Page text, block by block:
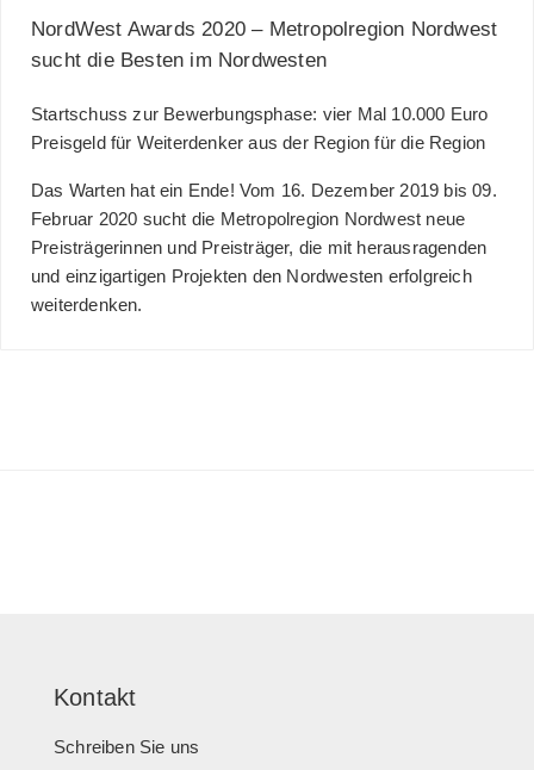
NordWest Awards 2020 – Metropolregion Nordwest
sucht die Besten im Nordwesten
Startschuss zur Bewerbungsphase: vier Mal 10.000 Euro
Preisgeld für Weiterdenker aus der Region für die Region
Das Warten hat ein Ende! Vom 16. Dezember 2019 bis 09.
Februar 2020 sucht die Metropolregion Nordwest neue
Preisträgerinnen und Preisträger, die mit herausragenden
und einzigartigen Projekten den Nordwesten erfolgreich
weiterdenken.
Kontakt
Schreiben Sie uns